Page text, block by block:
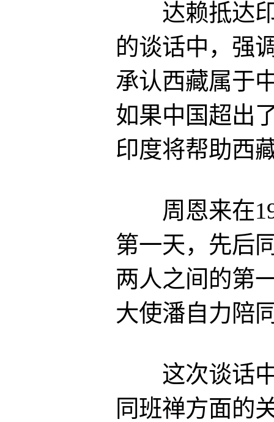
达赖抵达印
的谈话中，强
承认西藏属于
如果中国超出
印度将帮助西
周恩来在
第一天，先后
两人之间的第
大使潘自力陪
这次谈话中
同班禅方面的